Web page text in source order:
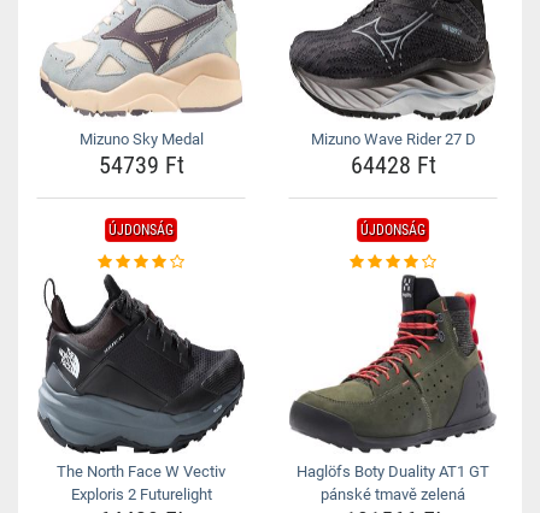
Mizuno Sky Medal
54739 Ft
Mizuno Wave Rider 27 D
64428 Ft
ÚJDONSÁG
The North Face W Vectiv
Exploris 2 Futurelight
ÚJDONSÁG
Haglöfs Boty Duality AT1 GT
pánské tmavě zelená